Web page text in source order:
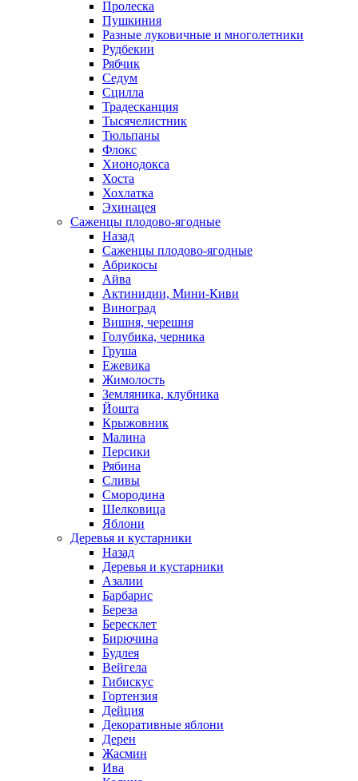
Пролеска
Пушкиния
Разные луковичные и многолетники
Рудбекии
Рябчик
Седум
Сцилла
Традесканция
Тысячелистник
Тюльпаны
Флокс
Хионодокса
Хоста
Хохлатка
Эхинацея
Саженцы плодово-ягодные
Назад
Саженцы плодово-ягодные
Абрикосы
Айва
Актинидии, Мини-Киви
Виноград
Вишня, черешня
Голубика, черника
Груша
Ежевика
Жимолость
Земляника, клубника
Йошта
Крыжовник
Малина
Персики
Рябина
Сливы
Смородина
Шелковица
Яблони
Деревья и кустарники
Назад
Деревья и кустарники
Азалии
Барбарис
Береза
Бересклет
Бирючина
Будлея
Вейгела
Гибискус
Гортензия
Дейция
Декоративные яблони
Дерен
Жасмин
Ива